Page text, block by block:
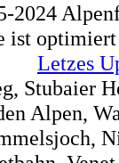
2024
ist
Letzes
Stubaier
Alpen,